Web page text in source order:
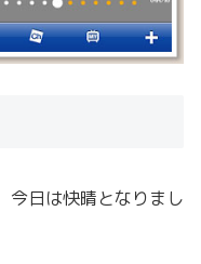
今日は快晴となりまし